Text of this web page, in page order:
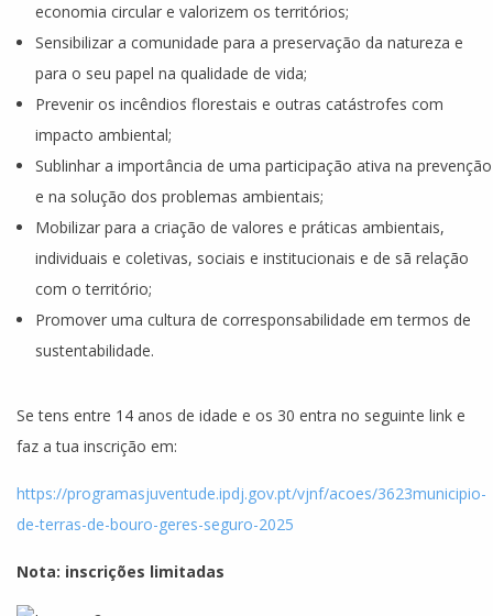
economia circular e valorizem os territórios;
Sensibilizar a comunidade para a preservação da natureza e
para o seu papel na qualidade de vida;
Prevenir os incêndios florestais e outras catástrofes com
impacto ambiental;
Sublinhar a importância de uma participação ativa na prevenção
e na solução dos problemas ambientais;
Mobilizar para a criação de valores e práticas ambientais,
individuais e coletivas, sociais e institucionais e de sã relação
com o território;
Promover uma cultura de corresponsabilidade em termos de
sustentabilidade.
Se tens entre 14 anos de idade e os 30 entra no seguinte link e
faz a tua inscrição em:
https://programasjuventude.ipdj.gov.pt/vjnf/acoes/3623municipio-
de-terras-de-bouro-geres-seguro-2025
Nota: inscrições limitadas